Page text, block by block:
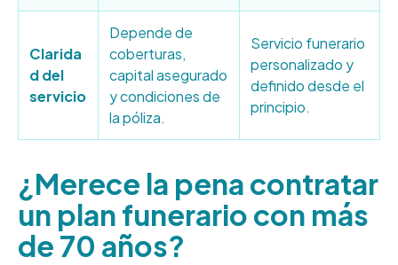
Clarida
d del
servicio
Depende de
coberturas,
capital asegurado
y condiciones de
la póliza.
Servicio funerario
personalizado y
definido desde el
principio.
¿Merece la pena contratar
un plan funerario con más
de 70 años?